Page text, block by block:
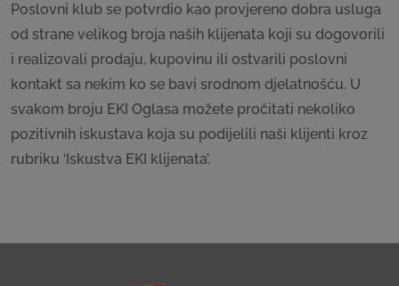
Poslovni klub se potvrdio kao provjereno dobra usluga
od strane velikog broja naših klijenata koji su dogovorili
i realizovali prodaju, kupovinu ili ostvarili poslovni
kontakt sa nekim ko se bavi srodnom djelatnošću. U
svakom broju EKI Oglasa možete pročitati nekoliko
pozitivnih iskustava koja su podijelili naši klijenti kroz
rubriku ‘Iskustva EKI klijenata’.